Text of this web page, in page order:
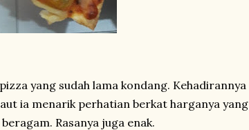
yang sudah lama kondang. Kehadirannya
ia menarik perhatian berkat harganya yang
Rasanya juga enak.